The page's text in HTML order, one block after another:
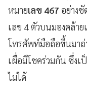
หมายเลข 467 อย่าง
เลข 4 ตัวบนมองคล้า
โทรศัพท์มือถือขึ้นมาถ่
เผื่อมีโชคร่วมกัน ซึ่ง
ไม่ได้